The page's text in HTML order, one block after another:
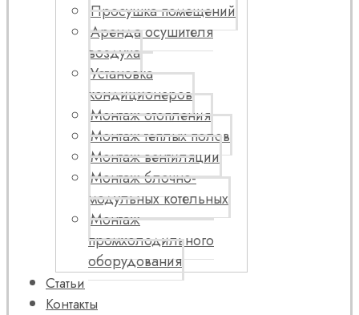
Просушка помещений
Аренда осушителя
воздуха
Установка
кондиционеров
Монтаж отопления
Монтаж теплых полов
Монтаж вентиляции
Монтаж блочно-
модульных котельных
Монтаж
промхолодильного
оборудования
Статьи
Контакты